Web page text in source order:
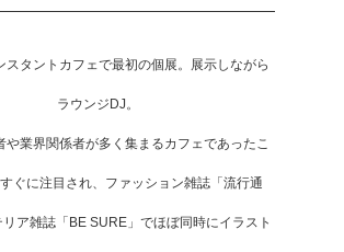
スタントカフェで最初の個展。展示しながら
ラウンジDJ。
や業界関係者が多く集まるカフェであったこ
ぐに注目され、ファッション雑誌「流行通
ア雑誌「BE SURE」でほぼ同時にイラスト